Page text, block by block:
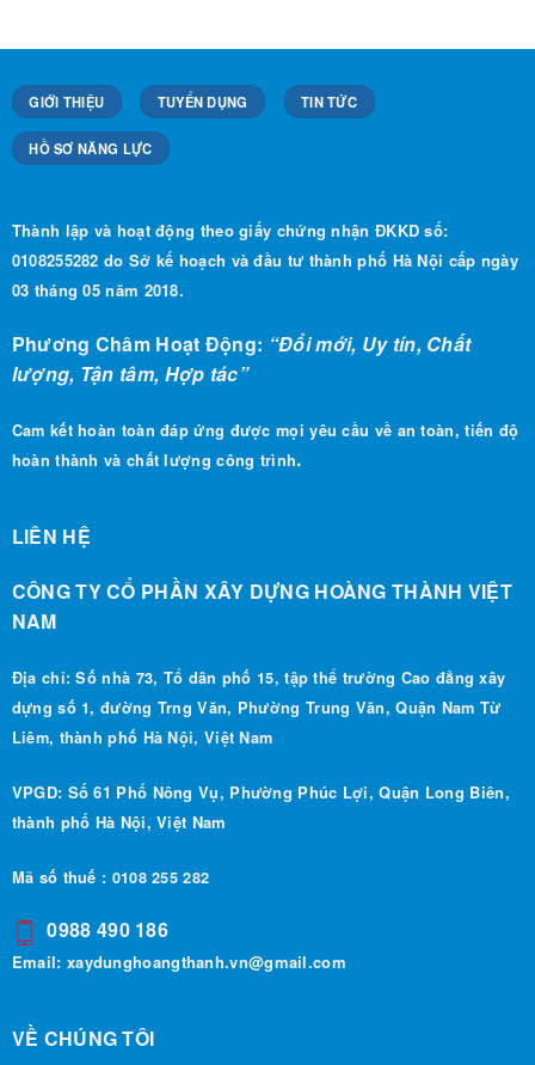
GIỚI THIỆU TUYỂN DỤNG TIN TỨC
HỒ SƠ NĂNG LỰC
Thành lập và hoạt động theo giấy chứng nhận ĐKKD số:
0108255282 do Sở kế hoạch và đầu tư thành phố Hà Nội cấp ngày
03 tháng 05 năm 2018.
Phương Châm Hoạt Động: “Đổi mới, Uy tín, Chất
lượng, Tận tâm, Hợp tác”
Cam kết hoàn toàn đáp ứng được mọi yêu cầu về an toàn, tiến độ
hoàn thành và chất lượng công trình.
LIÊN HỆ
CÔNG TY CỔ PHẦN XÂY DỰNG HOÀNG THÀNH VIỆT
NAM
Địa chỉ: Số nhà 73, Tổ dân phố 15, tập thể trường Cao đẳng xây
dựng số 1, đường Trng Văn, Phường Trung Văn, Quận Nam Từ
Liêm, thành phố Hà Nội, Việt Nam
VPGD: Số 61 Phố Nông Vụ, Phường Phúc Lợi, Quận Long Biên,
thành phố Hà Nội, Việt Nam
Mã số thuế : 0108 255 282
0988 490 186
Email: xaydunghoangthanh.vn@gmail.com
VỀ CHÚNG TÔI